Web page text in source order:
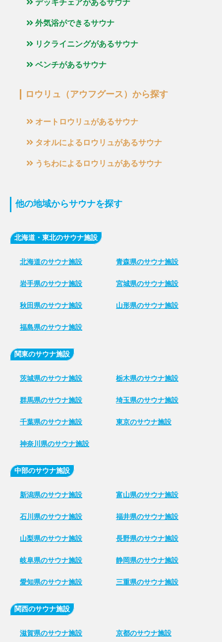
デッキチェアがあるサウナ
外気浴ができるサウナ
リクライニングがあるサウナ
ベンチがあるサウナ
ロウリュ（アウフグース）から探す
オートロウリュがあるサウナ
タオルによるロウリュがあるサウナ
うちわによるロウリュがあるサウナ
他の地域からサウナを探す
北海道・東北のサウナ施設
北海道のサウナ施設 青森県のサウナ施設
岩手県のサウナ施設 宮城県のサウナ施設
秋田県のサウナ施設 山形県のサウナ施設
福島県のサウナ施設
関東のサウナ施設
茨城県のサウナ施設 栃木県のサウナ施設
群馬県のサウナ施設 埼玉県のサウナ施設
千葉県のサウナ施設 東京のサウナ施設
神奈川県のサウナ施設
中部のサウナ施設
新潟県のサウナ施設 富山県のサウナ施設
石川県のサウナ施設 福井県のサウナ施設
山梨県のサウナ施設 長野県のサウナ施設
岐阜県のサウナ施設 静岡県のサウナ施設
愛知県のサウナ施設 三重県のサウナ施設
関西のサウナ施設
滋賀県のサウナ施設 京都のサウナ施設